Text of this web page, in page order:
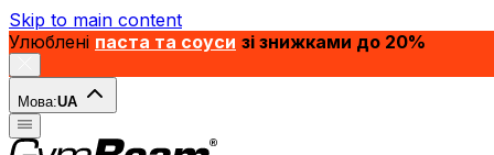
Skip to main content
Улюблені паста та соуси зі знижками до 20%
Мова:UA